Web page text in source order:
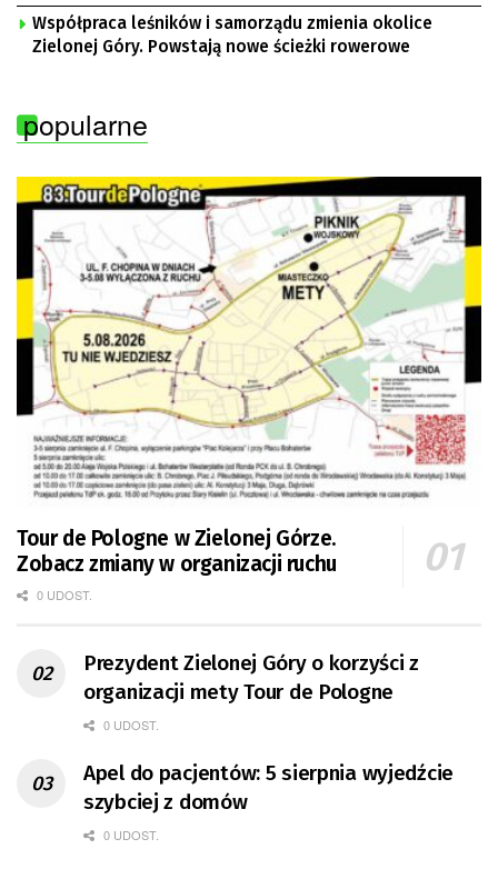
Współpraca leśników i samorządu zmienia okolice
Zielonej Góry. Powstają nowe ścieżki rowerowe
popularne
Tour de Pologne w Zielonej Górze.
Zobacz zmiany w organizacji ruchu
0 UDOST.
Prezydent Zielonej Góry o korzyści z
organizacji mety Tour de Pologne
0 UDOST.
Apel do pacjentów: 5 sierpnia wyjedźcie
szybciej z domów
0 UDOST.